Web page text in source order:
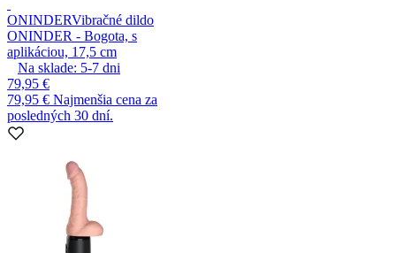
ONINDERVibračné dildo
ONINDER - Bogota, s
aplikáciou, 17,5 cm
Na sklade: 5-7 dni
79,95 €
79,95 € Najmenšia cena za
posledných 30 dní.